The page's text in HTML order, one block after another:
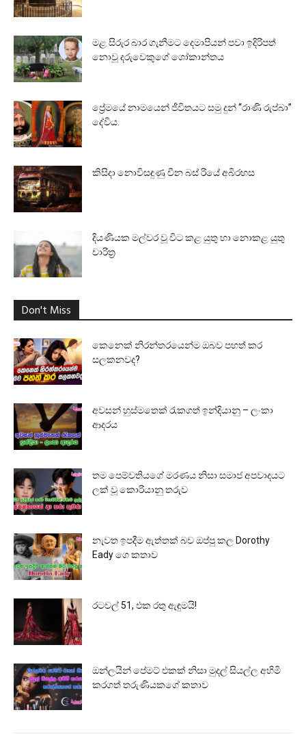
මළ සිරුර බාර ගැනීමට දෙමාපියන් පවා ඉදිරිපත්
නොවූ දරුවෙකුගේ ශෝකාන්තය
ප්‍රේමයේ නාමයෙන් ජීවිතයට සමු දුන් “රාණි රුප්බා”
දේවිය.
කිසිදා නොවිසඳුණු චීන බස් රියේ අබිරහස
දියණියක මල්වර වූ විට කළ යුතු හා නොකළ යුතු
චාරිත්‍ර
Don't Miss
කෙනෙක් නිරන්තරයෙන්ම ඔබව පහත් කර
සලකනවද?
අවසන් හුස්මතෙක් රැකගත් ඉන්දියානු – ලංකා
ආදරය
තම පෙම්වතියගේ මරණය නිසා සමාජ අපවාදයට
ලක් වූ කොරියානු තරුව
නැවත ඉපදීම ඇත්තක් බව ඔප්පු කල Dorothy
Eady ගෙ කතාව
රටවල් 51, එක රතු ඇඳුමයි!
ඔන්ලයින් පේමට් එකක් නිසා මුදල් සියල්ල අහිමි
කරගත් තරුණියකගේ කතාව